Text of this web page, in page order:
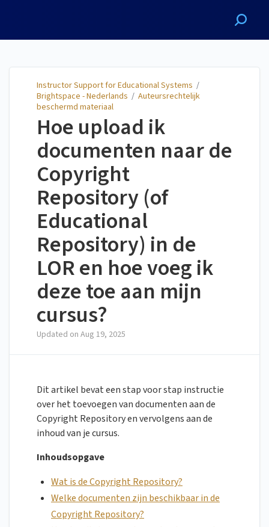
Instructor Support for Educational Systems /
Brightspace - Nederlands / Auteursrechtelijk
beschermd materiaal
Hoe upload ik
documenten naar de
Copyright
Repository (of
Educational
Repository) in de
LOR en hoe voeg ik
deze toe aan mijn
cursus?
Updated on Aug 19, 2025
Dit artikel bevat een stap voor stap instructie
over het toevoegen van documenten aan de
Copyright Repository en vervolgens aan de
inhoud van je cursus.
Inhoudsopgave
Wat is de Copyright Repository?
Welke documenten zijn beschikbaar in de
Copyright Repository?